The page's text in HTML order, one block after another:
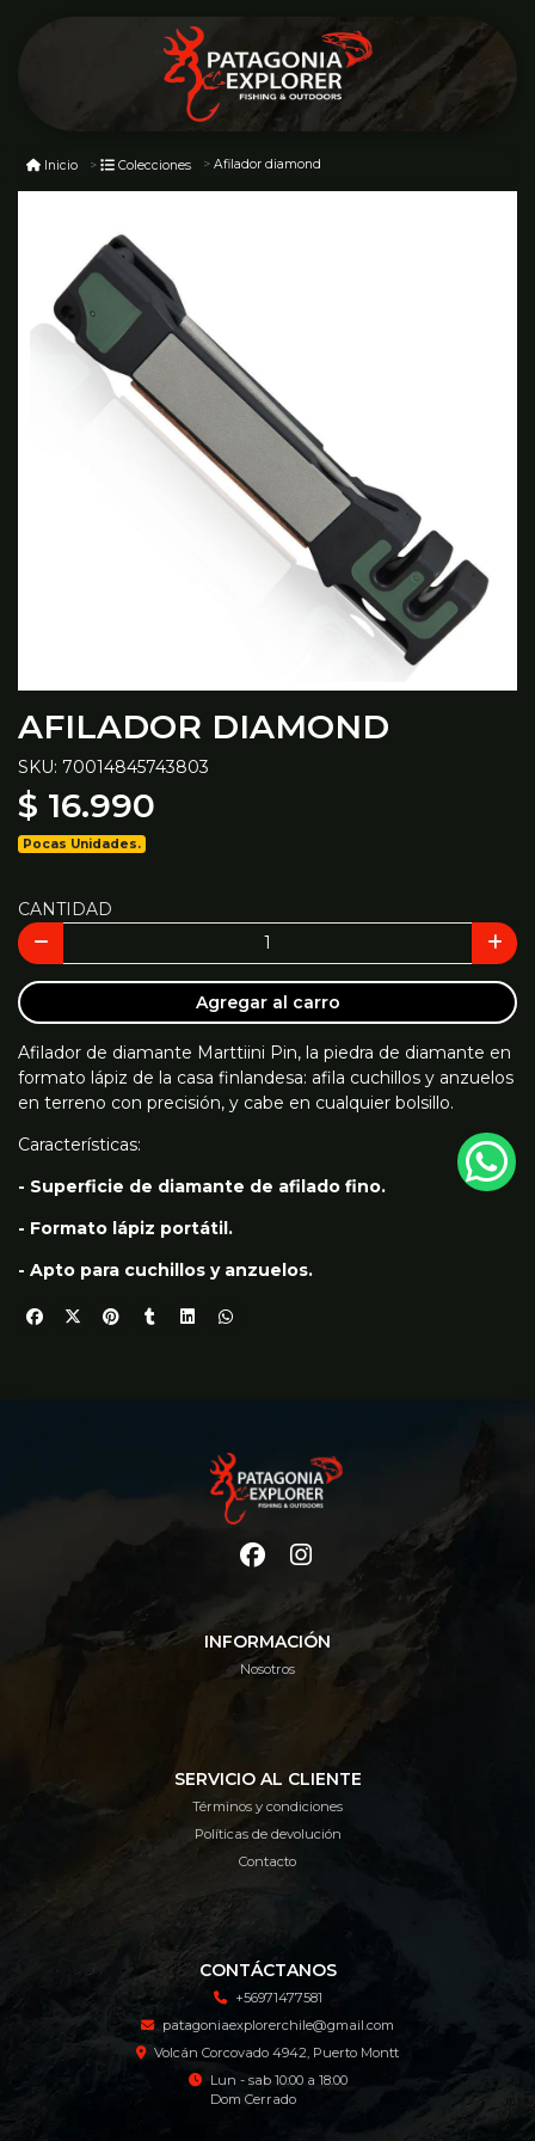
Inicio Colecciones Afilador diamond
AFILADOR DIAMOND
SKU: 70014845743803
$ 16.990
Pocas Unidades.
CANTIDAD
Agregar al carro
Afilador de diamante Marttiini Pin, la piedra de diamante en
formato lápiz de la casa finlandesa: afila cuchillos y anzuelos
en terreno con precisión, y cabe en cualquier bolsillo.
Características:
- Superficie de diamante de afilado fino.
- Formato lápiz portátil.
- Apto para cuchillos y anzuelos.
INFORMACIÓN
Nosotros
SERVICIO AL CLIENTE
Términos y condiciones
Políticas de devolución
Contacto
CONTÁCTANOS
+56971477581
patagoniaexplorerchile@gmail.com
Volcán Corcovado 4942, Puerto Montt
Lun - sab 10:00 a 18:00
Dom Cerrado